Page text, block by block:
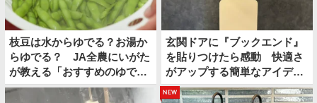
枝豆は水からゆでる？お湯か
らゆでる？ JA全農にいがた
が教える「おすすめのゆで
方」がこちら
玄関ドアに『ブックエンド』
を貼りつけたら感動 快適さ
がアップする簡単なアイディ
アとは
new